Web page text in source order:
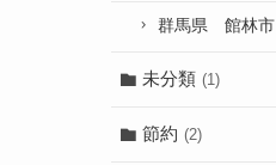
群馬県 館林市
未分類 (1)
節約 (2)